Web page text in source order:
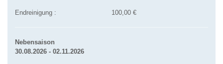
Endreinigung : 100,00 €
Nebensaison
30.08.2026 - 02.11.2026